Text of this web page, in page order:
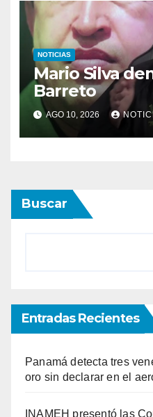
NOTICIAS
Mario Silva
Barreto
AGO 10, 2026
Buscar
Entradas Recientes
Panamá detecta tres
oro sin declarar en el
INAMEH presentó las